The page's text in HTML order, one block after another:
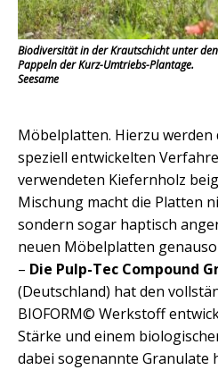
Biodiversität in der Krautschicht unter den
Pappeln der Kurz-Umtriebs-Plantage.
Seesame
Möbelplatten. Hierzu werden
speziell entwickelten
verwendeten Kiefernholz
Mischung macht die Platten
sondern sogar haptisch
neuen Möbelplatten
– Die Pulp-Tec Compound
(Deutschland) hat den
BIOFORM© Werkstoff
Stärke und einem
dabei sogenannte Granulate